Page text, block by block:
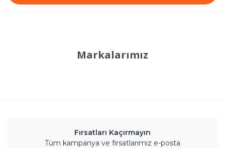
Markalarımız
Fırsatları Kaçırmayın
Tüm kampanya ve fırsatlarımız e-posta